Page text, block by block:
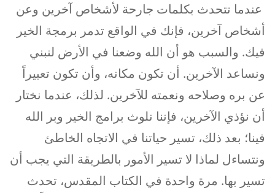
عندما تتحدث بكلمات جارحة لأشخاص آخرين وعن
أشخاص آخرين، فإنك في الواقع تدمر برمجة الخير
فيك. والسبب هو أن الله وضعنا في الأرض لنبني
ونساعد الآخرين. أن تكون مكانه، وأن تكون تعبيراً
عن بره وصلاحه ونعمته للآخرين. لذلك، عندما نختار
أن نؤذي الآخرين، فإننا نلوث برامج الخير وبر الله
فينا؛ بعد ذلك، تسير حياتنا في الاتجاه الخاطئ
ونتساءل لماذا لا تسير الأمور بالطريقة التي يجب أن
تسير بها. مرة واحدة في الكتاب المقدس، تحدث